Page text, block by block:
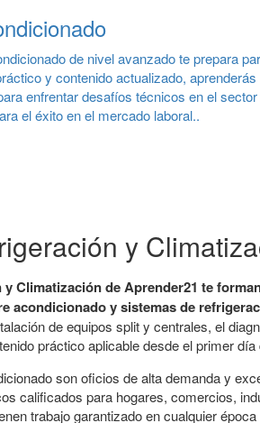
de nivel avanzado te prepara
y contenido actualizado,
enfrentar desafíos técnicos en el
el éxito en el mercado laboral..
y
Climatización de Aprender21 te
acondicionado y sistemas de
de equipos split y centrales, el
práctico aplicable desde el primer día
son oficios de alta demanda y
calificados para hogares, comercios,
trabajo garantizado en cualquier